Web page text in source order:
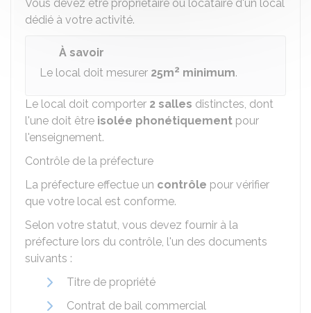
Vous devez être propriétaire ou locataire d'un local
dédié à votre activité.
À savoir
Le local doit mesurer 25m2 minimum.
Le local doit comporter 2 salles distinctes, dont
l'une doit être isolée phonétiquement pour
l'enseignement.
Contrôle de la préfecture
La préfecture effectue un contrôle pour vérifier
que votre local est conforme.
Selon votre statut, vous devez fournir à la
préfecture lors du contrôle, l'un des documents
suivants :
Titre de propriété
Contrat de bail commercial